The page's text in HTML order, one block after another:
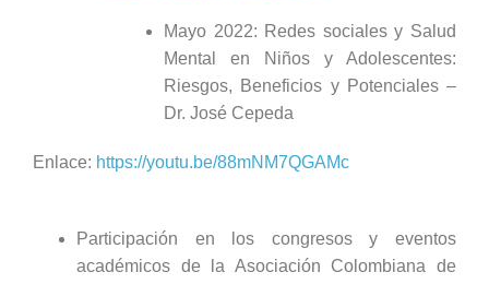
Mayo 2022: Redes sociales y Salud
Mental en Niños y Adolescentes:
Riesgos, Beneficios y Potenciales –
Dr. José Cepeda
Enlace: https://youtu.be/88mNM7QGAMc
Participación en los congresos y eventos
académicos de la Asociación Colombiana de